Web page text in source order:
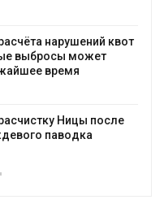
нарушений квот
выбросы может
время
Ницы после
паводка